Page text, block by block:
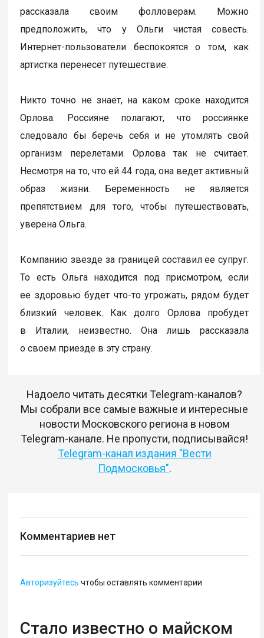
рассказала своим фолловерам. Можно
предположить, что у Ольги чистая совесть.
Интернет-пользователи беспокоятся о том, как
артистка перенесет путешествие.
Никто точно не знает, на каком сроке находится
Орлова. Россияне полагают, что россиянке
следовало бы беречь себя и не утомлять свой
организм перелетами. Орлова так не считает.
Несмотря на то, что ей 44 года, она ведет активный
образ жизни. Беременность не является
препятствием для того, чтобы путешествовать,
уверена Ольга.
Компанию звезде за границей составил ее супруг.
То есть Ольга находится под присмотром, если
ее здоровью будет что-то угрожать, рядом будет
близкий человек. Как долго Орлова пробудет
в Италии, неизвестно. Она лишь рассказала
о своем приезде в эту страну.
Надоело читать десятки Telegram-каналов?
Мы собрали все самые важные и интересные
новости Московского региона в новом
Telegram-канале. Не пропусти, подписывайся!
Telegram-канал издания "Вести
Подмосковья".
Комментариев нет
Авторизуйтесь чтобы оставлять комментарии
Стало известно о майском